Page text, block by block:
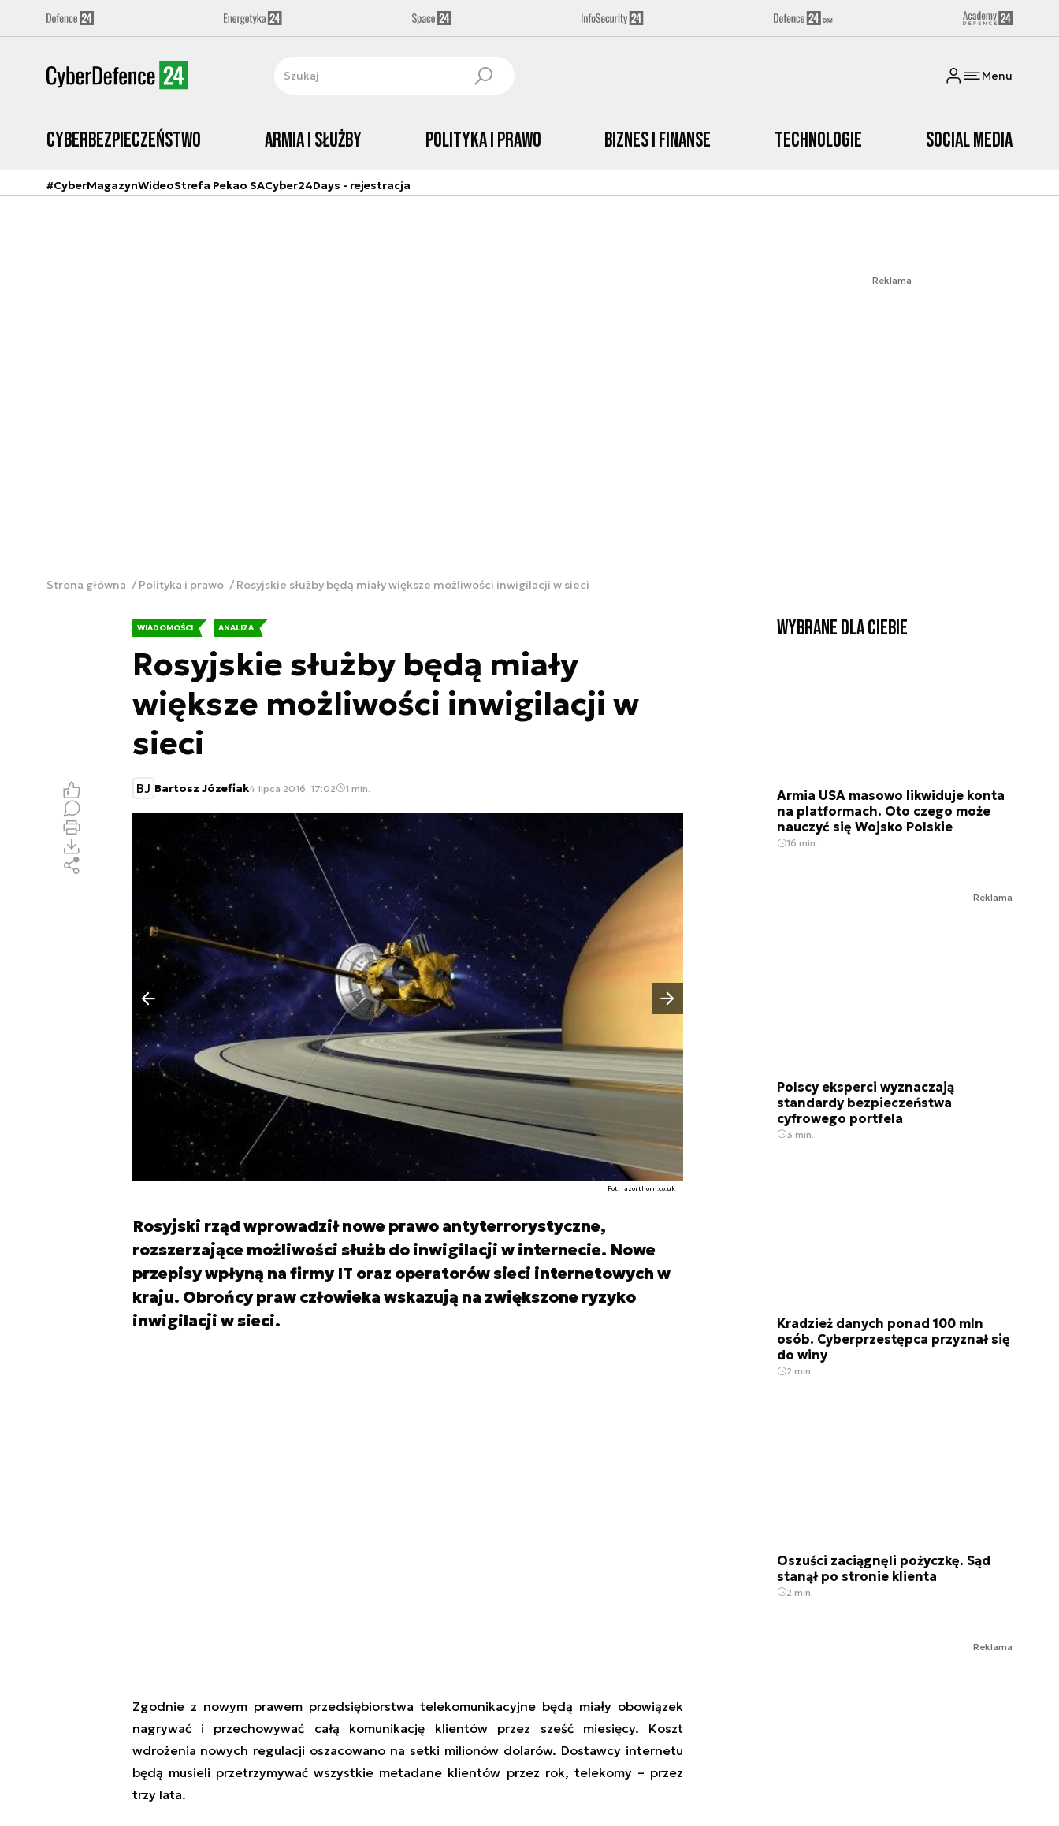
Menu
Cyberbezpieczeństwo Armia i Służby Polityka i prawo Biznes i Finanse Technologie Social media
#CyberMagazynWideoStrefa Pekao SACyber24Days - rejestracja
Reklama
Strona główna Polityka i prawo Rosyjskie służby będą miały większe możliwości inwigilacji w sieci
WIADOMOŚCI ANALIZA
Rosyjskie służby będą miały
większe możliwości inwigilacji w
sieci
BJ Bartosz Józefiak4 lipca 2016, 17:02 1 min.
Fot. razorthorn.co.uk
Poprzedni slajd
Następny slajd
Rosyjski rząd wprowadził nowe prawo antyterrorystyczne,
rozszerzające możliwości służb do inwigilacji w internecie. Nowe
przepisy wpłyną na firmy IT oraz operatorów sieci internetowych w
kraju. Obrońcy praw człowieka wskazują na zwiększone ryzyko
inwigilacji w sieci.
Zgodnie z nowym prawem przedsiębiorstwa telekomunikacyjne będą miały obowiązek
nagrywać i przechowywać całą komunikację klientów przez sześć miesięcy. Koszt
wdrożenia nowych regulacji oszacowano na setki milionów dolarów. Dostawcy internetu
będą musieli przetrzymywać wszystkie metadane klientów przez rok, telekomy – przez
trzy lata.
Wybrane dla Ciebie
Armia USA masowo likwiduje konta
na platformach. Oto czego może
nauczyć się Wojsko Polskie
16 min.
Reklama
Polscy eksperci wyznaczają
standardy bezpieczeństwa
cyfrowego portfela
3 min.
Kradzież danych ponad 100 mln
osób. Cyberprzestępca przyznał się
do winy
2 min.
Oszuści zaciągnęli pożyczkę. Sąd
stanął po stronie klienta
2 min.
Reklama